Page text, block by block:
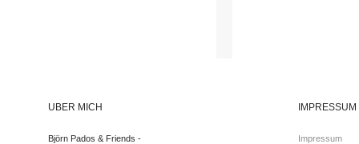
ÜBER MICH
Björn Pados & Friends -
Impressum